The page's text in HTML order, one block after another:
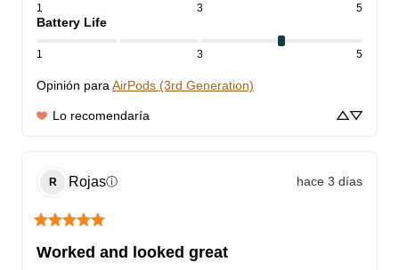
1 3 5
Battery Life
1 3 5
Opinión para AirPods (3rd Generation)
Lo recomendaría
R Rojasⓘ hace 3 días
Worked and looked great